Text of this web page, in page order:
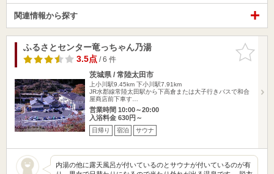
関連情報から探す
お気に入
りに追加
ふるさとセンター竜っちゃん乃湯
3.5点/ 6 件
茨城県 / 常陸太田市
上小川駅9.45km 下小川駅7.91km
JR水郡線常陸太田駅から下高倉または大子行きバスで和合
屋商店前下車す…
営業時間 10:00～20:00
入浴料金 630円～
日帰り 宿泊 サウナ
内湯の他に露天風呂が付いているのとサウナが付いているのが有